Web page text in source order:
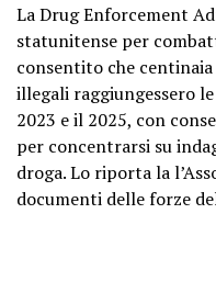
La Drug Enforcement
statunitense per
consentito che
illegali raggiungessero
2023 e il 2025, con
per concentrarsi su
droga. Lo riporta la
documenti delle forze